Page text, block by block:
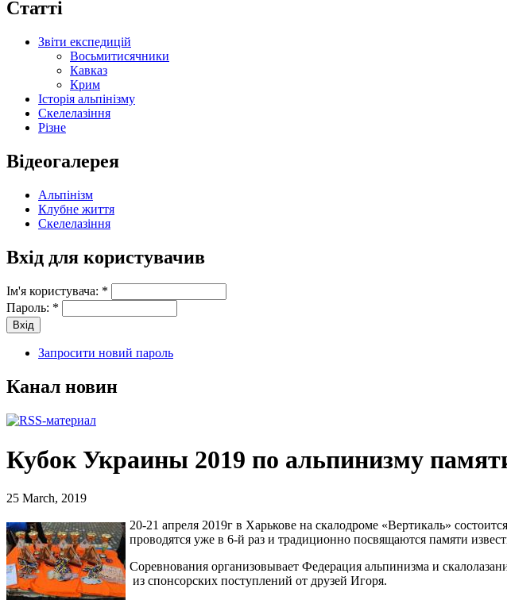
Статті
Звіти експедицій
Восьмитисячники
Кавказ
Крим
Історія альпінізму
Скелелазіння
Різне
Відеогалерея
Альпінізм
Клубне життя
Скелелазіння
Вхід для користувачив
Ім'я користувача: *
Пароль: *
Запросити новий пароль
Канал новин
Кубок Украины 2019 по альпинизму
25 March, 2019
20-21 апреля 2019г в Харькове на скалодроме «Вертикаль» состоится
проводятся уже в 6-й раз и традиционно посвящаются памяти
Соревнования организовывает Федерация альпинизма и
из спонсорских поступлений от друзей Игоря.